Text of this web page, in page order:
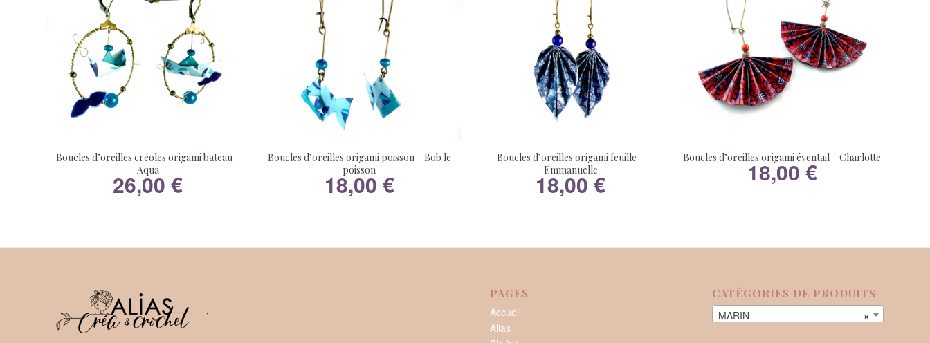
Boucles d’oreilles créoles origami bateau –
Aqua
26,00€
Boucles d’oreilles origami poisson – Bob le
poisson
18,00 €
Boucles d’oreilles origami feuille –
Emmanuelle
18,00€
Boucles d’oreilles origami éventail – Charlotte
18,00€
PAGES
Accueil
Alias
CATÉGORIES DE PRODUITS
×
MARIN